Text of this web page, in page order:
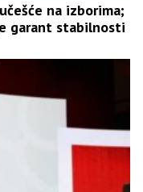
na izborima;
garant stabilnosti